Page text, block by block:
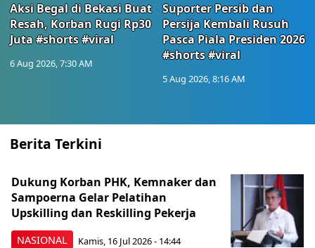
Aksi Begal di Bekasi Buat
Resah, Korban Rugi Rp30
Juta #shorts #viral
6 Aug 2026, 7:30 AM
Suporter Persib dan
Persija Kembali Rusuh
Pasca Piala Presiden 2026
#shorts #viral
5 Aug 2026, 8:16 AM
Berita Terkini
NASIONAL
Dukung Korban PHK, Kemnaker dan
Sampoerna Gelar Pelatihan
Upskilling dan Reskilling Pekerja
Kamis, 16 Jul 2026 - 14:44